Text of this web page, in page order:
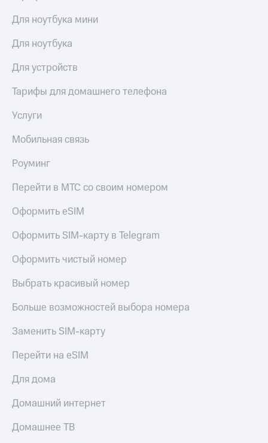
Для ноутбука мини
Для ноутбука
Для устройств
Тарифы для домашнего телефона
Услуги
Мобильная связь
Роуминг
Перейти в МТС со своим номером
Оформить eSIM
Оформить SIM-карту в Telegram
Оформить чистый номер
Выбрать красивый номер
Больше возможностей выбора номера
Заменить SIM-карту
Перейти на eSIM
Для дома
Домашний интернет
Домашнее ТВ